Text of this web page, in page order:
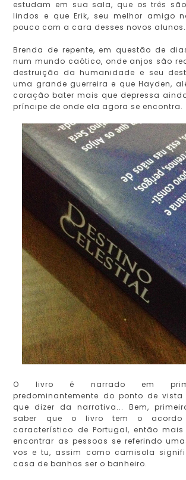
estudam em sua sala, que os três
lindos e que Erik, seu melhor amigo
pouco com a cara desses novos alunos.
Brenda de repente, em questão de
num mundo caótico, onde anjos são
destruição da humanidade e seu
uma grande guerreira e que Hayden,
coração bater mais que depressa
príncipe de onde ela agora se encontra.
O livro é narrado em
predominantemente do ponto de
que dizer da narrativa... Bem,
saber que o livro tem o acordo
característico de Portugal, então
encontrar as pessoas se referindo
vos e tu, assim como camisola
casa de banhos ser o banheiro.